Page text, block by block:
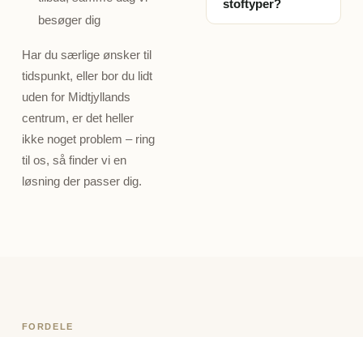
besøger dig
Har du særlige ønsker til
tidspunkt, eller bor du lidt
uden for Midtjyllands
centrum, er det heller
ikke noget problem – ring
til os, så finder vi en
løsning der passer dig.
dine præcise mål.
betjeningsform, så
den varierer fra
stoftyper?
FORDELE